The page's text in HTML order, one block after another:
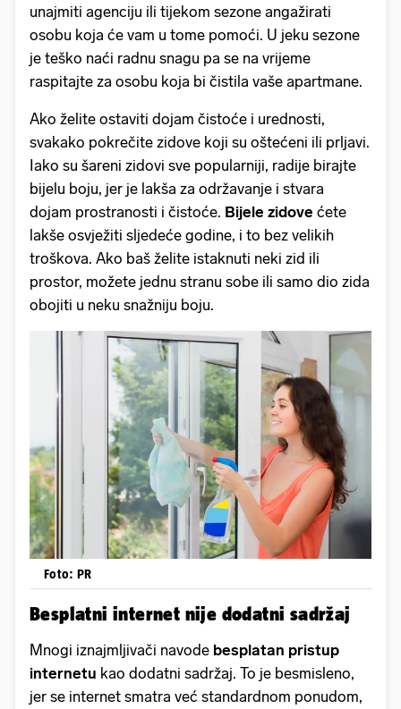
unajmiti agenciju ili tijekom sezone angažirati
osobu koja će vam u tome pomoći. U jeku sezone
je teško naći radnu snagu pa se na vrijeme
raspitajte za osobu koja bi čistila vaše apartmane.
Ako želite ostaviti dojam čistoće i urednosti,
svakako pokrečite zidove koji su oštećeni ili prljavi.
Iako su šareni zidovi sve popularniji, radije birajte
bijelu boju, jer je lakša za održavanje i stvara
dojam prostranosti i čistoće. Bijele zidove ćete
lakše osvježiti sljedeće godine, i to bez velikih
troškova. Ako baš želite istaknuti neki zid ili
prostor, možete jednu stranu sobe ili samo dio zida
obojiti u neku snažniju boju.
Foto: PR
Besplatni internet nije dodatni sadržaj
Mnogi iznajmljivači navode besplatan pristup
internetu kao dodatni sadržaj. To je besmisleno,
jer se internet smatra već standardnom ponudom,